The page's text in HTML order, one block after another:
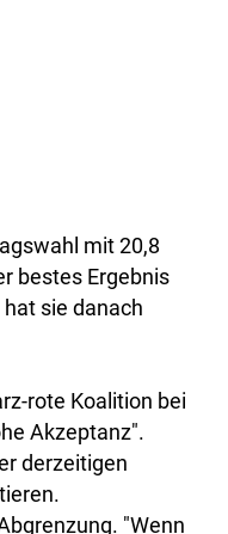
mit 20,8
bestes Ergebnis
sie danach
rote Koalition bei
Akzeptanz".
derzeitigen
"Wenn